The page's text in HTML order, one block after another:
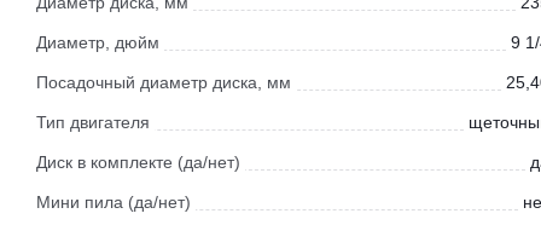
Диаметр, дюйм 9
Посадочный диаметр диска, мм
Тип двигателя
Диск в комплекте (да/нет)
Мини пила (да/нет)